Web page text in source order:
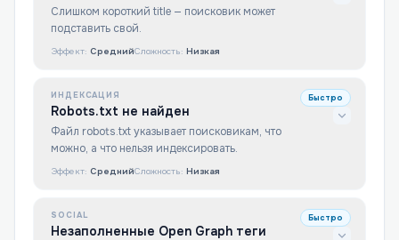
Слишком короткий title — поисковик может
подставить свой.
Эффект: СреднийСложность: Низкая
ИНДЕКСАЦИЯ
Robots.txt не найден
Файл robots.txt указывает поисковикам, что
можно, а что нельзя индексировать.
Быстро
Эффект: СреднийСложность: Низкая
SOCIAL
Незаполненные Open Graph теги
Быстро